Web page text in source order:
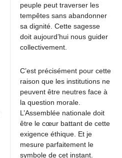
peuple peut traverser les
tempêtes sans abandonner
sa dignité. Cette sagesse
doit aujourd’hui nous guider
collectivement.
C’est précisément pour cette
raison que les institutions ne
peuvent être neutres face à
la question morale.
L’Assemblée nationale doit
être le cœur battant de cette
exigence éthique. Et je
mesure parfaitement le
symbole de cet instant.